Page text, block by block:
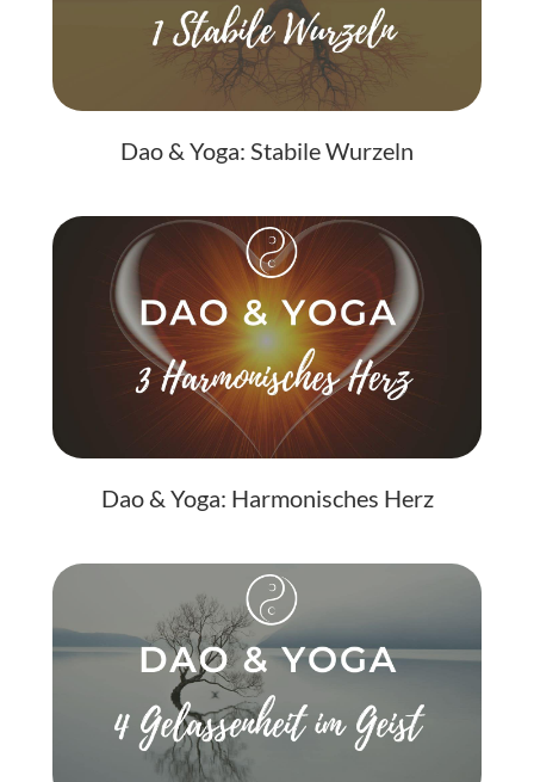
Dao & Yoga: Stabile Wurzeln
Dao & Yoga: Harmonisches Herz